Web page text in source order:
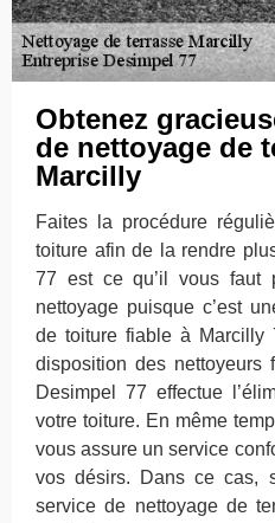
Obtenez
de nettoyage de
Marcilly
Faites la procédure
toiture afin de la rendre
77 est ce qu’il vous faut
nettoyage puisque c’est
de toiture fiable à Marcilly
disposition des nettoyeurs
Desimpel 77 effectue
votre toiture. En même
vous assure un service
vos désirs. Dans ce cas,
service de nettoyage de